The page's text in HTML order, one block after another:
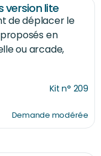
version lite
de déplacer le
en
ou arcade,
Kit n° 209
Demande modérée